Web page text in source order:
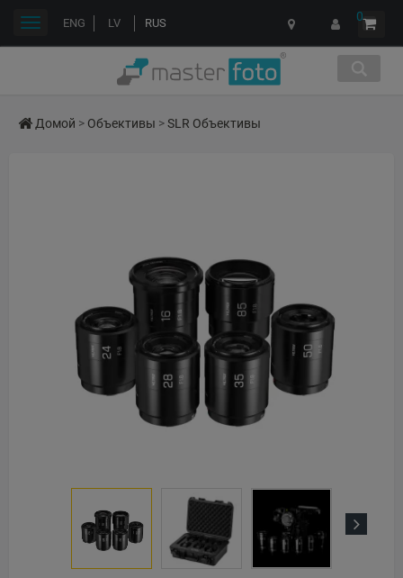
ENG LV RUS 0
Переключить
Домой > Объективы >SLR Объективы